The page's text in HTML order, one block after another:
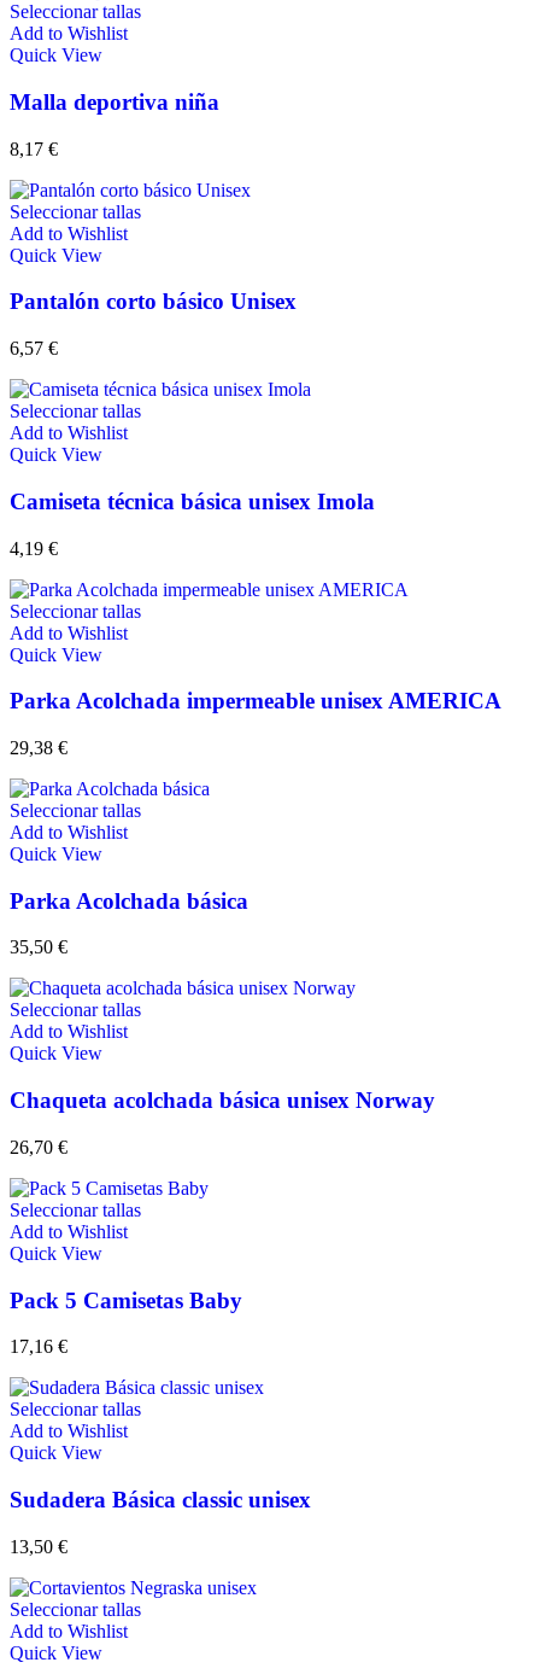
Seleccionar tallas
Add to Wishlist
Quick View
Malla deportiva niña
8,17 €
Seleccionar tallas
Add to Wishlist
Quick View
Pantalón corto básico Unisex
6,57 €
Seleccionar tallas
Add to Wishlist
Quick View
Camiseta técnica básica unisex Imola
4,19 €
Seleccionar tallas
Add to Wishlist
Quick View
Parka Acolchada impermeable unisex AMERICA
29,38 €
Seleccionar tallas
Add to Wishlist
Quick View
Parka Acolchada básica
35,50 €
Seleccionar tallas
Add to Wishlist
Quick View
Chaqueta acolchada básica unisex Norway
26,70 €
Seleccionar tallas
Add to Wishlist
Quick View
Pack 5 Camisetas Baby
17,16 €
Seleccionar tallas
Add to Wishlist
Quick View
Sudadera Básica classic unisex
13,50 €
Seleccionar tallas
Add to Wishlist
Quick View